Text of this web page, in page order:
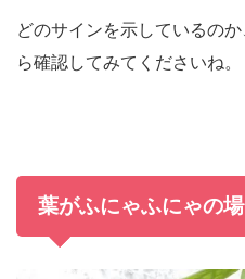
どのサインを示しているの
ら確認してみてくださいね。
葉がふにゃふにゃの